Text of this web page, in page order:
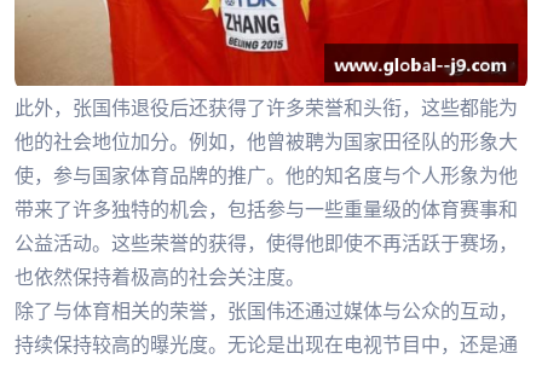
此外，张国伟退役后还获得了许多荣誉和头衔，这些都能为
他的社会地位加分。例如，他曾被聘为国家田径队的形象大
使，参与国家体育品牌的推广。他的知名度与个人形象为他
带来了许多独特的机会，包括参与一些重量级的体育赛事和
公益活动。这些荣誉的获得，使得他即使不再活跃于赛场，
也依然保持着极高的社会关注度。
除了与体育相关的荣誉，张国伟还通过媒体与公众的互动，
持续保持较高的曝光度。无论是出现在电视节目中，还是通